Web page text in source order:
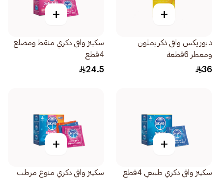
+
ديوريكس واقي ذكريملون
ومعطر 6قطعة
36
+
سكينز واقي ذكري منقط ومضلع
4قطع
24.5
+
سكينز واقي ذكري طبيعي 4قطع
+
سكينز واقي ذكري منوع مرطب